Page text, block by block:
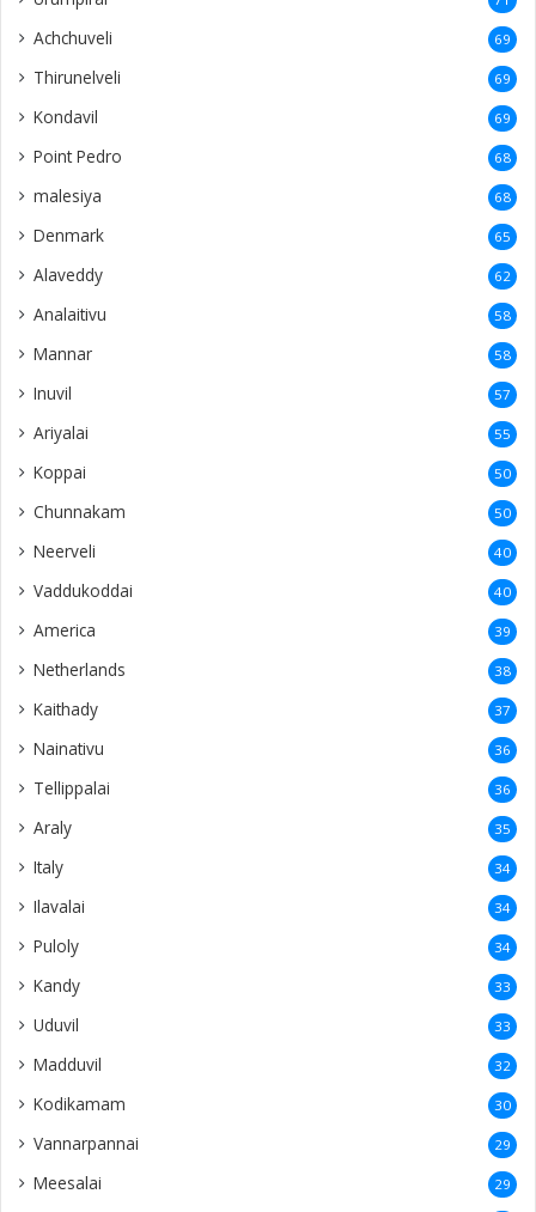
Achchuveli 69
Thirunelveli 69
Kondavil 69
Point Pedro 68
malesiya 68
Denmark 65
Alaveddy 62
Analaitivu 58
Mannar 58
Inuvil 57
Ariyalai 55
Koppai 50
Chunnakam 50
Neerveli 40
Vaddukoddai 40
America 39
Netherlands 38
Kaithady 37
Nainativu 36
Tellippalai 36
Araly 35
Italy 34
Ilavalai 34
Puloly 34
Kandy 33
Uduvil 33
Madduvil 32
Kodikamam 30
Vannarpannai 29
Meesalai 29